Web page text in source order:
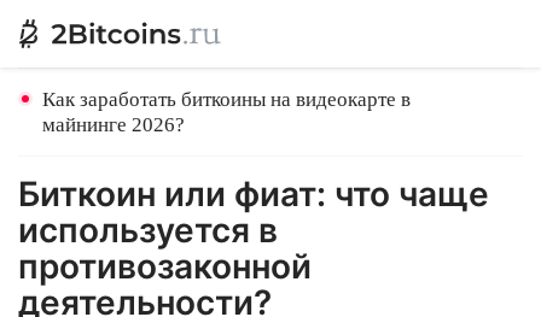
Как заработать биткоины на видеокарте в
майнинге 2026?
Биткоин или фиат: что чаще
используется в
противозаконной
деятельности?